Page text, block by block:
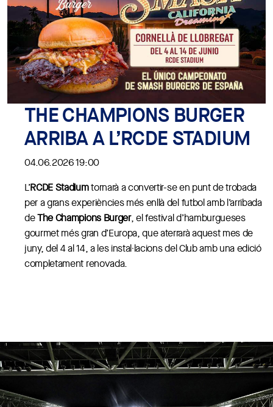
ENTRADES
I
TOUR
EXPERIÈNCIES
VIP
RCDE
STADIUM
CONTACTA'NS
AGENDA D'ESDEVENIMENTS
A l'RCDE Stadium.
THE CHAMPIONS BURGER
ARRIBA A L’RCDE STADIUM
04.06.2026 19:00
L’RCDE Stadiumtornarà a convertir-se en punt de trobada
per a grans experiències més enllà del futbol amb l’arribada
deThe Champions Burger, el festival d’hamburgueses
gourmet més gran d’Europa, que aterrarà aquest mes de
juny, del 4 al 14, a les instal·lacions del Club amb una edició
completament renovada.